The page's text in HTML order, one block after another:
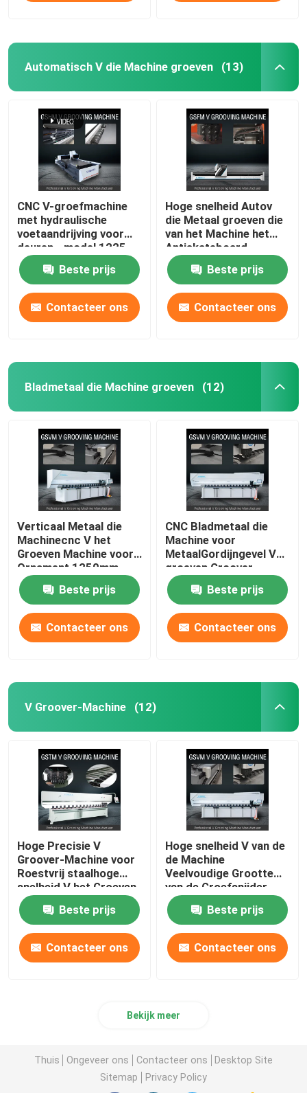
Automatisch V die Machine groeven (13)
CNC V-groefmachine
met hydraulische
voetaandrijving voor
deuren - model 1225
Beste prijs
Contacteer ons
Hoge snelheid Autov
die Metaal groeven die
van het Machine het
Antiskateboard
Machine 1232 groeven
Beste prijs
Contacteer ons
Bladmetaal die Machine groeven (12)
Verticaal Metaal die
Machinecnc V het
Groeven Machine voor
Ornament 1250mm
groeven
Beste prijs
Contacteer ons
CNC Bladmetaal die
Machine voor
MetaalGordijngevel V
groeven Groover-
Machine 1240
Beste prijs
Contacteer ons
V Groover-Machine (12)
Hoge Precisie V
Groover-Machine voor
Roestvrij staalhoge
snelheid V het Groeven
Machine
Beste prijs
Contacteer ons
Hoge snelheid V van de
de Machine
Veelvoudige Grootte
van de Groefsnijder
CNC V het Groeven
MachineBeste prijs
Contacteer ons
Bekijk meer
Thuis Ongeveer ons Contacteer ons
Desktop Site
Sitemap
Privacy Policy